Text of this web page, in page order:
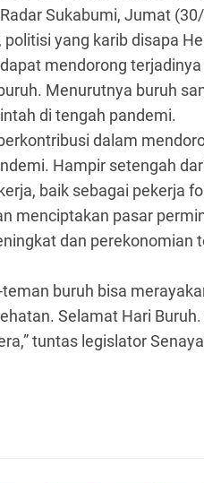
Sukabumi, Jumat
yang karib disapa
mendorong
Menurutnya buruh
di tengah pandemi.
dalam
Hampir setengah
baik sebagai pekerja
menciptakan pasar
dan perekonomian
buruh bisa
Selamat Hari
tuntas legislator